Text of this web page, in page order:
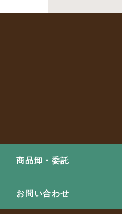
商品卸・委託
お問い合わせ